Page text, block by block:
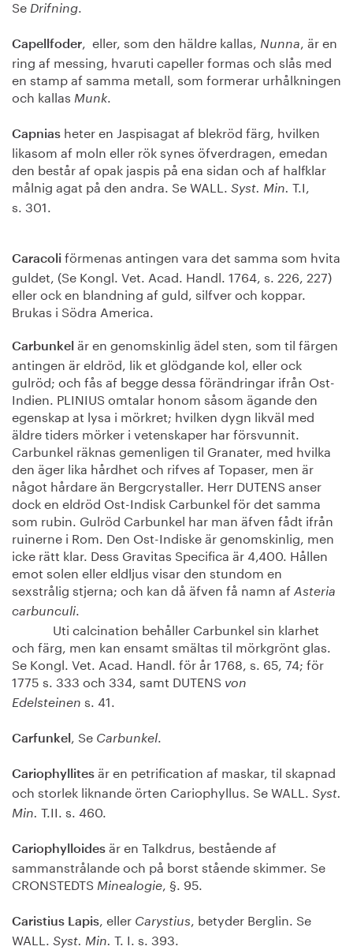
Se Drifning.
Capellfoder, eller, som den häldre kallas, Nunna, är en
ring af messing, hvaruti capeller formas och slås med
en stamp af samma metall, som formerar urhålkningen
och kallas Munk.
Capnias heter en Jaspisagat af blekröd färg, hvilken
likasom af moln eller rök synes öfverdragen, emedan
den består af opak jaspis på ena sidan och af halfklar
målnig agat på den andra. Se WALL. Syst. Min. T.I,
s. 301.
Caracoli förmenas antingen vara det samma som hvita
guldet, (Se Kongl. Vet. Acad. Handl. 1764, s. 226, 227)
eller ock en blandning af guld, silfver och koppar.
Brukas i Södra America.
Carbunkel är en genomskinlig ädel sten, som til färgen
antingen är eldröd, lik et glödgande kol, eller ock
gulröd; och fås af begge dessa förändringar ifrån Ost-
Indien. PLINIUS omtalar honom såsom ägande den
egenskap at lysa i mörkret; hvilken dygn likväl med
äldre tiders mörker i vetenskaper har försvunnit.
Carbunkel räknas gemenligen til Granater, med hvilka
den äger lika hårdhet och rifves af Topaser, men är
något hårdare än Bergcrystaller. Herr DUTENS anser
dock en eldröd Ost-Indisk Carbunkel för det samma
som rubin. Gulröd Carbunkel har man äfven fådt ifrån
ruinerne i Rom. Den Ost-Indiske är genomskinlig, men
icke rätt klar. Dess Gravitas Specifica är 4,400. Hållen
emot solen eller eldljus visar den stundom en
sexstrålig stjerna; och kan då äfven få namn af Asteria
carbunculi.
Uti calcination behåller Carbunkel sin klarhet
och färg, men kan ensamt smältas til mörkgrönt glas.
Se Kongl. Vet. Acad. Handl. för år 1768, s. 65, 74; för
1775 s. 333 och 334, samt DUTENS von
Edelsteinen s. 41.
Carfunkel , Se Carbunkel.
Cariophyllites är en petrification af maskar, til skapnad
och storlek liknande örten Cariophyllus. Se WALL. Syst.
Min. T.II. s. 460.
Cariophylloides är en Talkdrus, bestående af
sammanstrålande och på borst stående skimmer. Se
CRONSTEDTS Minealogie, §. 95.
Caristius Lapis, eller Carystius, betyder Berglin. Se
WALL. Syst. Min. T. I. s. 393.